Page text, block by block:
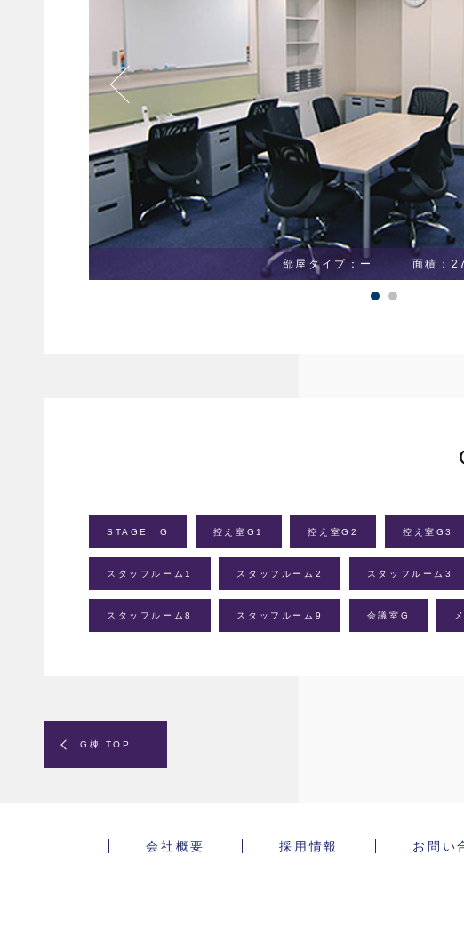
部屋タイプ：ー 面積：
STAGE G 控え室G1 控え室G2 控え室G3
スタッフルーム1 スタッフルーム2 スタッフルーム3
スタッフルーム8 スタッフルーム9 会議室G
G棟 TOP
会社概要 採用情報 お問い